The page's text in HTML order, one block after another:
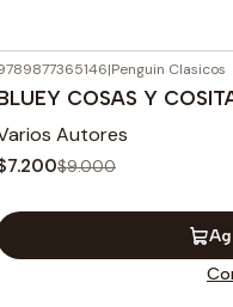
-20%OFF |Penguin Clasicos
COSAS Y
Autores
$9.000